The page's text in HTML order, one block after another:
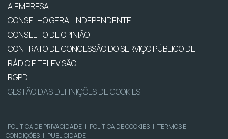
A EMPRESA
CONSELHO GERAL INDEPENDENTE
CONSELHO DE OPINIÃO
CONTRATO DE CONCESSÃO DO SERVIÇO PÚBLICO DE
RÁDIO E TELEVISÃO
RGPD
GESTÃO DAS DEFINIÇÕES DE COOKIES
POLÍTICA DE PRIVACIDADE | POLÍTICA DE COOKIES | TERMOS E
CONDIÇÕES | PUBLICIDADE